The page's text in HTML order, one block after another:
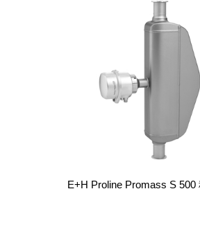
E+H Proline Promass S